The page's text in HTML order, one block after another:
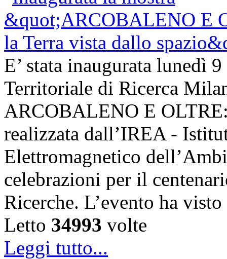
E’ stata inaugurata lunedì
Territoriale di Ricerca
ARCOBALENO E
realizzata dall’IREA -
Elettromagnetico
celebrazioni per il
Ricerche. L’evento ha
Letto 34993 volte
Leggi tutto...